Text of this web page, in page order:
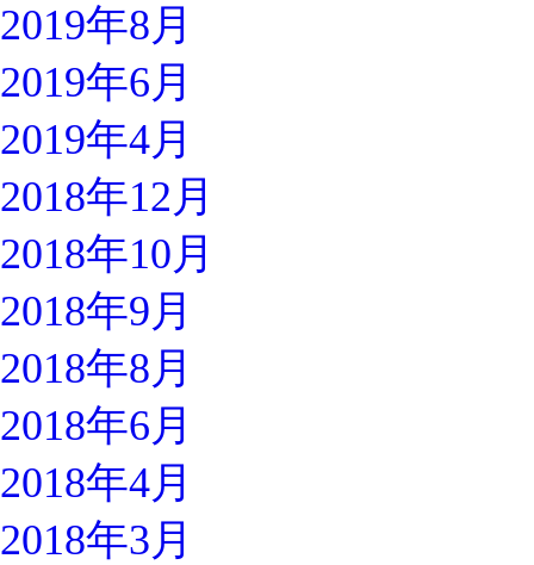
2019年8月
2019年6月
2019年4月
2018年12月
2018年10月
2018年9月
2018年8月
2018年6月
2018年4月
2018年3月